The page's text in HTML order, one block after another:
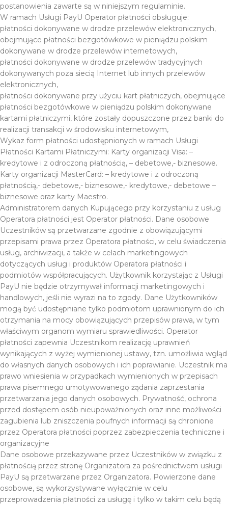
postanowienia zawarte są w niniejszym regulaminie.
W ramach Usługi PayU Operator płatności obsługuje:
płatności dokonywane w drodze przelewów elektronicznych,
obejmujące płatności bezgotówkowe w pieniądzu polskim
dokonywane w drodze przelewów internetowych,
płatności dokonywane w drodze przelewów tradycyjnych
dokonywanych poza siecią Internet lub innych przelewów
elektronicznych,
płatności dokonywane przy użyciu kart płatniczych, obejmujące
płatności bezgotówkowe w pieniądzu polskim dokonywane
kartami płatniczymi, które zostały dopuszczone przez banki do
realizacji transakcji w środowisku internetowym,
Wykaz form płatności udostępnionych w ramach Usługi
Płatności Kartami Płatniczymi: Karty organizacji Visa: –
kredytowe i z odroczoną płatnością, – debetowe,- biznesowe.
Karty organizacji MasterCard: – kredytowe i z odroczoną
płatnością,- debetowe,- biznesowe,- kredytowe,- debetowe –
biznesowe oraz karty Maestro.
Administratorem danych Kupującego przy korzystaniu z usług
Operatora płatności jest Operator płatności. Dane osobowe
Uczestników są przetwarzane zgodnie z obowiązującymi
przepisami prawa przez Operatora płatności, w celu świadczenia
usług, archiwizacji, a także w celach marketingowych
dotyczących usług i produktów Operatora płatności i
podmiotów współpracujących. Użytkownik korzystając z Usługi
PayU nie będzie otrzymywał informacji marketingowych i
handlowych, jeśli nie wyrazi na to zgody. Dane Użytkowników
mogą być udostępniane tylko podmiotom uprawnionym do ich
otrzymania na mocy obowiązujących przepisów prawa, w tym
właściwym organom wymiaru sprawiedliwości. Operator
płatności zapewnia Uczestnikom realizację uprawnień
wynikających z wyżej wymienionej ustawy, tzn. umożliwia wgląd
do własnych danych osobowych i ich poprawianie. Uczestnik ma
prawo wniesienia w przypadkach wymienionych w przepisach
prawa pisemnego umotywowanego żądania zaprzestania
przetwarzania jego danych osobowych. Prywatność, ochrona
przed dostępem osób nieupoważnionych oraz inne możliwości
zagubienia lub zniszczenia poufnych informacji są chronione
przez Operatora płatności poprzez zabezpieczenia techniczne i
organizacyjne
Dane osobowe przekazywane przez Uczestników w związku z
płatnością przez stronę Organizatora za pośrednictwem usługi
PayU są przetwarzane przez Organizatora. Powierzone dane
osobowe, są wykorzystywane wyłącznie w celu
przeprowadzenia płatności za usługę i tylko w takim celu będą